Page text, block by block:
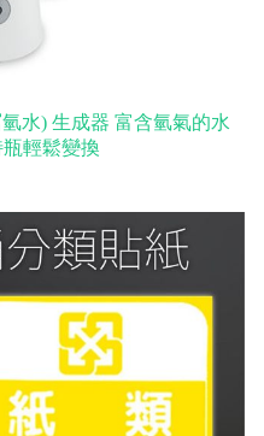
水) 生成器 富含氫氣的水
輕鬆變換